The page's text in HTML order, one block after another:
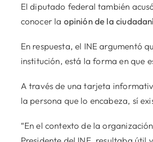
El diputado federal también
conocer la opinión de la
En respuesta, el INE argumentó
institución, está la forma en que
A través de una tarjeta
la persona que lo encabeza, sí
“En el contexto de la